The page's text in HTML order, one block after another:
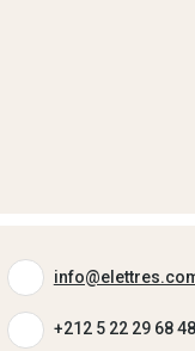
+212 5 22 29 68 48